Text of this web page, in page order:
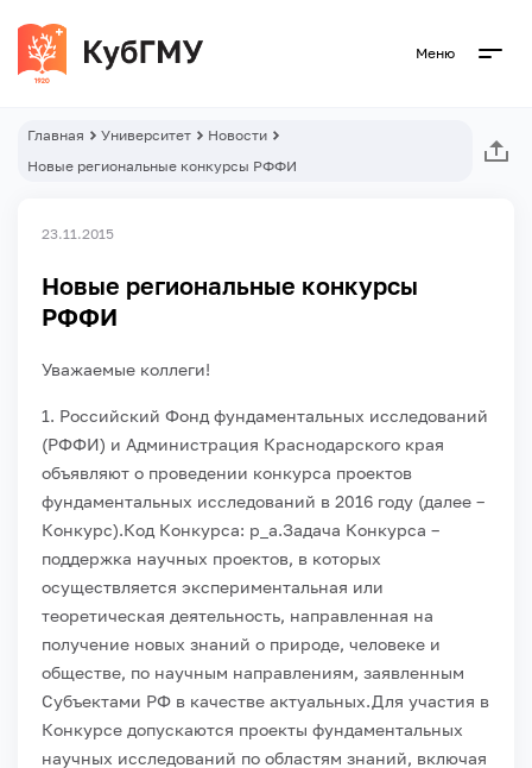
Меню
Главная Университет
Новости
Новые региональные конкурсы РФФИ
23.11.2015
Новые региональные конкурсы
РФФИ
Уважаемые коллеги!
1. Российский Фонд фундаментальных исследований
(РФФИ) и Администрация Краснодарского края
объявляют о проведении конкурса проектов
фундаментальных исследований в 2016 году (далее –
Конкурс).Код Конкурса: р_а.Задача Конкурса –
поддержка научных проектов, в которых
осуществляется экспериментальная или
теоретическая деятельность, направленная на
получение новых знаний о природе, человеке и
обществе, по научным направлениям, заявленным
Субъектами РФ в качестве актуальных.Для участия в
Конкурсе допускаются проекты фундаментальных
научных исследований по областям знаний, включая